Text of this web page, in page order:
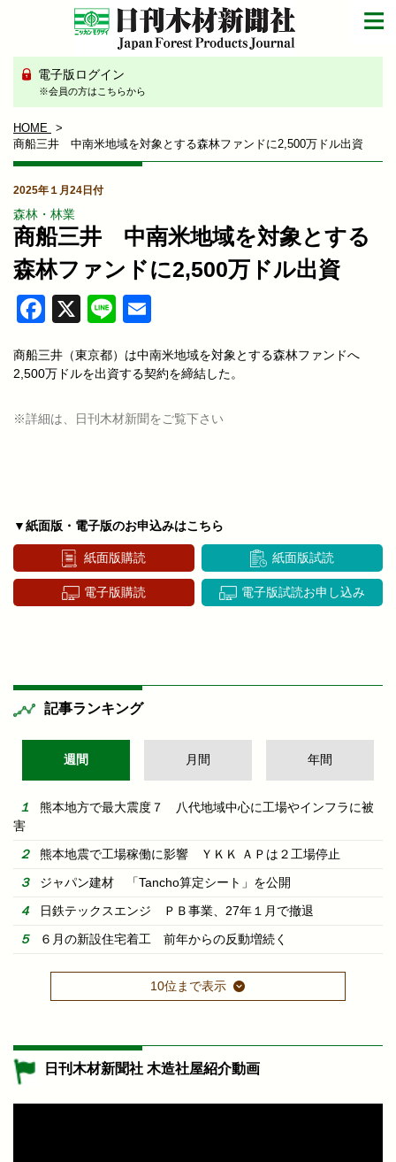
電子版ログイン
※会員の方はこちらから
HOME
商船三井 中南米地域を対象とする森林ファンドに2,500万ドル出資
2025年１月24日付
森林・林業
商船三井 中南米地域を対象とする
森林ファンドに2,500万ドル出資
Facebook
X Line
商船三井（東京都）は中南米地域を対象とする森林ファンドへ
2,500万ドルを出資する契約を締結した。
※詳細は、日刊木材新聞をご覧下さい
▼紙面版・電子版のお申込みはこちら
紙面版購読 紙面版試読
電子版購読 電子版試読お申し込み
記事ランキング
週間 月間 年間
熊本地方で最大震度７ 八代地域中心に工場やインフラに被
害
熊本地震で工場稼働に影響 ＹＫＫ ＡＰは２工場停止
ジャパン建材 「Tancho算定シート」を公開
日鉄テックスエンジ ＰＢ事業、27年１月で撤退
６月の新設住宅着工 前年からの反動増続く
10位まで表示
日刊木材新聞社 木造社屋紹介動画